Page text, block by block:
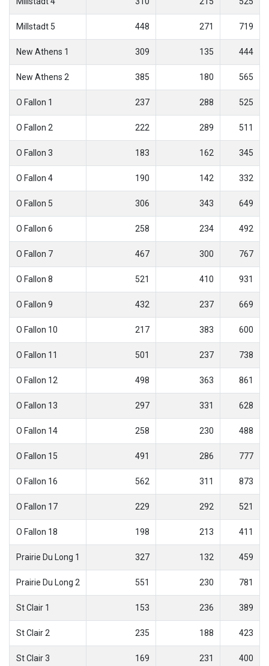
Millstadt 5 448 271 719
New Athens 1 309 135 444
New Athens 2 385 180 565
O Fallon 1 237 288 525
O Fallon 2 222 289 511
O Fallon 3 183 162 345
O Fallon 4 190 142 332
O Fallon 5 306 343 649
O Fallon 6 258 234 492
O Fallon 7 467 300 767
O Fallon 8 521 410 931
O Fallon 9 432 237 669
O Fallon 10 217 383 600
O Fallon 11 501 237 738
O Fallon 12 498 363 861
O Fallon 13 297 331 628
O Fallon 14 258 230 488
O Fallon 15 491 286 777
O Fallon 16 562 311 873
O Fallon 17 229 292 521
O Fallon 18 198 213 411
Prairie Du Long 1 327 132 459
Prairie Du Long 2 551 230 781
St Clair 1 153 236 389
St Clair 2 235 188 423
St Clair 3 169 231 400